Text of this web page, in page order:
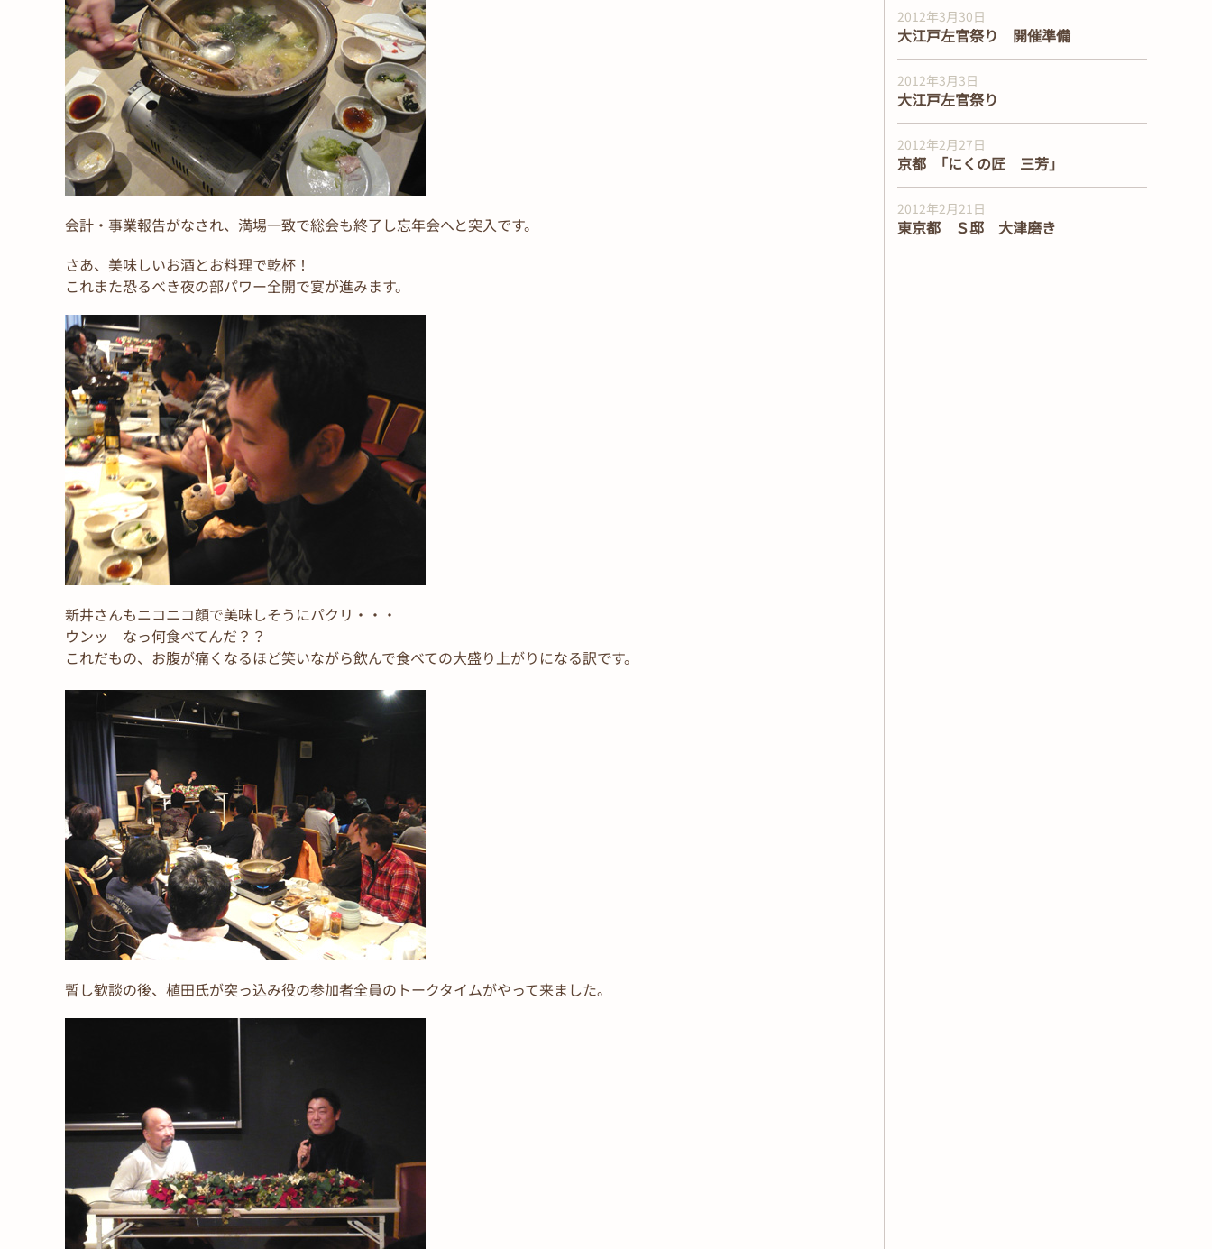
会計・事業報告がなされ、満場一致で総会も終了し忘年会へと突入です。
さあ、美味しいお酒とお料理で乾杯！
これまた恐るべき夜の部パワー全開で宴が進みます。
新井さんもニコニコ顔で美味しそうにパクリ・・・
ウンッ なっ何食べてんだ？？
これだもの、お腹が痛くなるほど笑いながら飲んで食べての大盛り上がりになる訳です。
暫し歓談の後、植田氏が突っ込み役の参加者全員のトークタイムがやって来ました。
2012年3月30日
大江戸左官祭り 開催準備
2012年3月3日
大江戸左官祭り
2012年2月27日
京都 ｢にくの匠 三芳｣
2012年2月21日
東京都 Ｓ邸 大津磨き